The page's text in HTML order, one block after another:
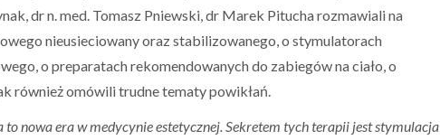
dr n. med. Tomasz Pniewski, dr Marek Pitucha rozmawiali na
nieusieciowany oraz stabilizowanego, o stymulatorach
o preparatach rekomendowanych do zabiegów na ciało, o
również omówili trudne tematy powikłań.
nowa era w medycynie estetycznej. Sekretem tych terapii jest stymulacja